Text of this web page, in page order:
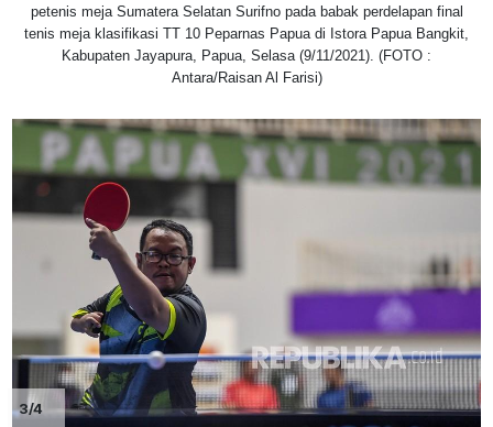
petenis meja Sumatera Selatan Surifno pada babak perdelapan final
tenis meja klasifikasi TT 10 Peparnas Papua di Istora Papua Bangkit,
Kabupaten Jayapura, Papua, Selasa (9/11/2021). (FOTO :
Antara/Raisan Al Farisi)
3/4